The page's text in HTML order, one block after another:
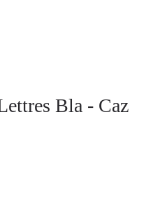
Bla - Caz